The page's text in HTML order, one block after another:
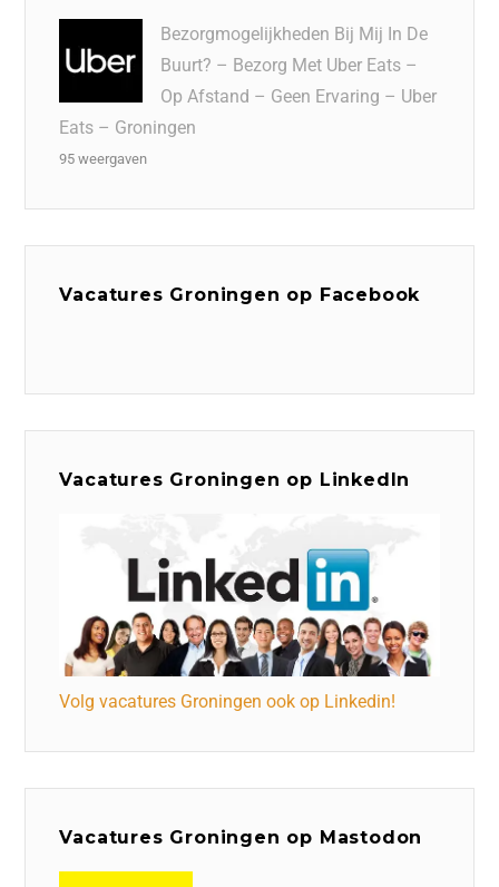
Bezorgmogelijkheden Bij Mij In De
Buurt? – Bezorg Met Uber Eats –
Op Afstand – Geen Ervaring – Uber
Eats – Groningen
95 weergaven
Vacatures Groningen op Facebook
Vacatures Groningen op LinkedIn
Volg vacatures Groningen ook op Linkedin!
Vacatures Groningen op Mastodon